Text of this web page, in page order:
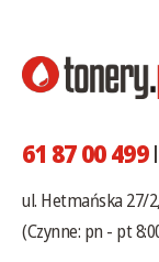
61 87 00 499
ul. Hetmańska 27/
(Czynne: pn - pt